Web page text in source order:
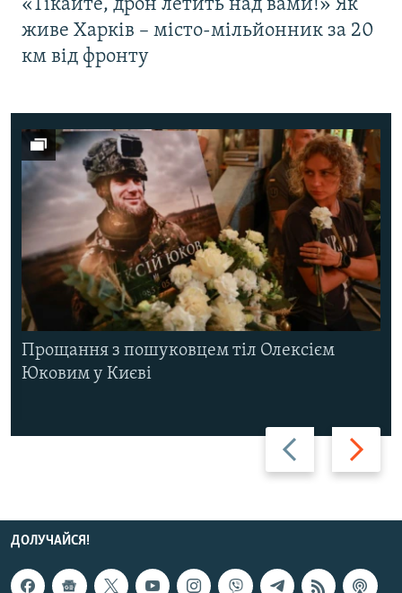
«Тікайте, дрон летить над вами!» Як
живе Харків – місто-мільйонник за 20
км від фронту
Назад Вперед
Прощання з пошуковцем тіл Олексієм
Юковим у Києві
ДОЛУЧАЙСЯ!